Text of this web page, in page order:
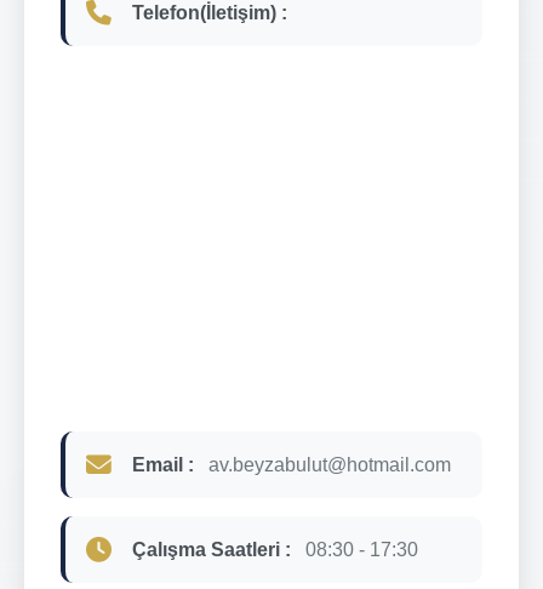
Telefon(İletişim) :
Email : av.beyzabulut@hotmail.com
Çalışma Saatleri : 08:30 - 17:30